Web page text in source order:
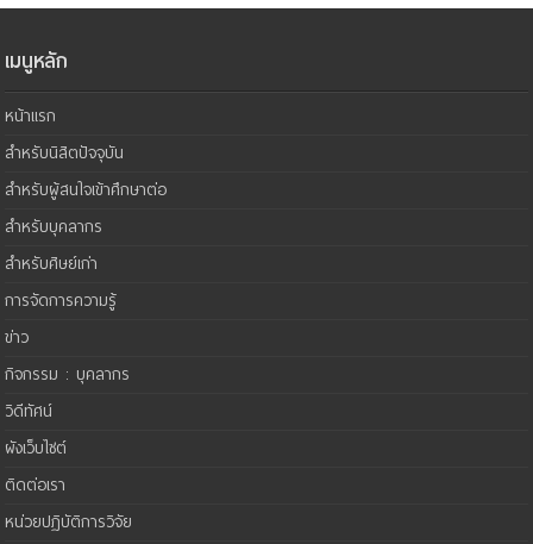
เมนูหลัก
หน้าแรก
สำหรับนิสิตปัจจุบัน
สำหรับผู้สนใจเข้าศึกษาต่อ
สำหรับบุคลากร
สำหรับศิษย์เก่า
การจัดการความรู้
ข่าว
กิจกรรม : บุคลากร
วิดีทัศน์
ผังเว็บไซต์
ติดต่อเรา
หน่วยปฏิบัติการวิจัย